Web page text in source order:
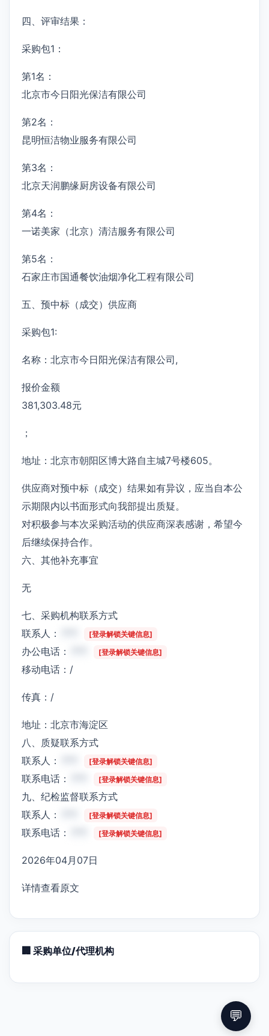
四、评审结果：
采购包1：
第1名：
北京市今日阳光保洁有限公司
第2名：
昆明恒洁物业服务有限公司
第3名：
北京天润鹏缘厨房设备有限公司
第4名：
一诺美家（北京）清洁服务有限公司
第5名：
石家庄市国通餐饮油烟净化工程有限公司
五、预中标（成交）供应商
采购包1:
名称：北京市今日阳光保洁有限公司,
报价金额
381,303.48元
；
地址：北京市朝阳区博大路自主城7号楼605。
供应商对预中标（成交）结果如有异议，应当自本公
示期限内以书面形式向我部提出质疑。
对积极参与本次采购活动的供应商深表感谢，希望今
后继续保持合作。
六、其他补充事宜
无
七、采购机构联系方式
联系人：
[登录解锁关键信息]
办公电话： [登录解锁关键信息]
移动电话：/
传真：/
地址：北京市海淀区
八、质疑联系方式
联系人：
[登录解锁关键信息]
联系电话： [登录解锁关键信息]
九、纪检监督联系方式
联系人：
[登录解锁关键信息]
联系电话： [登录解锁关键信息]
2026年04月07日
详情查看原文
🏢 采购单位/代理机构
💬